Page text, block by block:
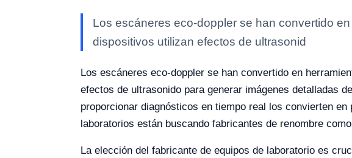
Los escáneres eco-doppler se han convertido
dispositivos utilizan efectos de ultrasonid
Los escáneres eco-doppler se han convertido en
efectos de ultrasonido para generar imágenes detalladas
proporcionar diagnósticos en tiempo real los convierten
laboratorios están buscando fabricantes de renombre
La elección del fabricante de equipos de laboratorio es